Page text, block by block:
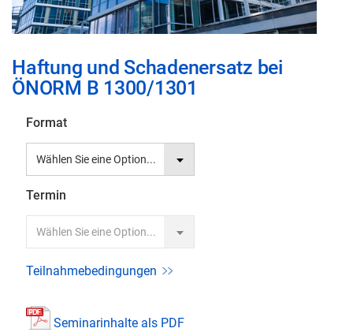
Anfang
der
Bildgalerie
springen
Haftung und Schadenersatz bei
ÖNORM B 1300/1301
Format
Termin
Teilnahmebedingungen
Seminarinhalte als PDF